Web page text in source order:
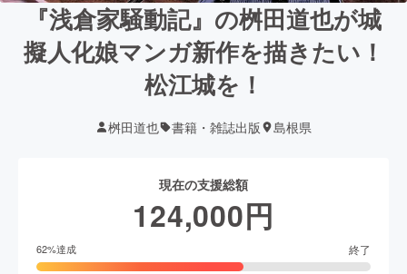
『浅倉家騒動記』の桝田道也が城
擬人化娘マンガ新作を描きたい！
松江城を！
桝田道也 書籍・雑誌出版 島根県
現在の支援総額
124,000円
62%達成 終了